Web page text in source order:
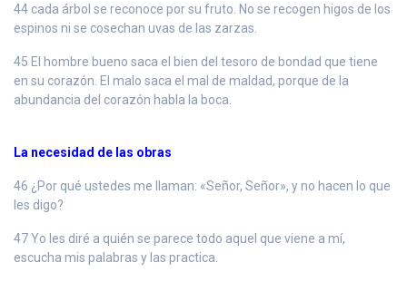
44 cada árbol se reconoce por su fruto. No se recogen higos de los
espinos ni se cosechan uvas de las zarzas.
45 El hombre bueno saca el bien del tesoro de bondad que tiene
en su corazón. El malo saca el mal de maldad, porque de la
abundancia del corazón habla la boca.
La necesidad de las obras
46 ¿Por qué ustedes me llaman: «Señor, Señor», y no hacen lo que
les digo?
47 Yo les diré a quién se parece todo aquel que viene a mí,
escucha mis palabras y las practica.